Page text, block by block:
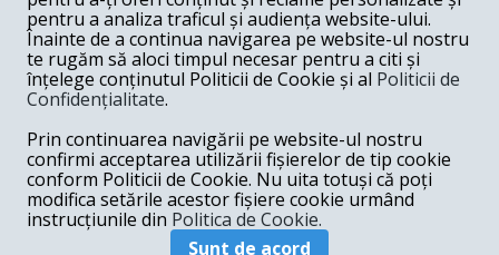
obsesia menținerii privilegiilor și a averilor unor caste.
Melania Cincea
Noi puseuri de xenofobie din partea românilor
„neaoși”
Periodic, în spațiul public sunt voci care lansează
mesaje xenofobe la adresa câte unui politician care deranjează un
anumit grup politico-mediatic, într-un anumit moment.
ArmandGosu
Unirea cu Moldova: modele istorice
Unirea cu Moldova depinde de intensitatea
pentru a analiza traficul și audiența website-ului.
Înainte de a continua navigarea pe website-ul nostru
te rugăm să aloci timpul necesar pentru a citi și
înțelege conținutul Politicii de Cookie și al Politicii de
Confidențialitate.
Prin continuarea navigării pe website-ul nostru
confirmi acceptarea utilizării fișierelor de tip cookie
conform Politicii de Cookie. Nu uita totuși că poți
modifica setările acestor fișiere cookie urmând
instrucțiunile din Politica de Cookie.
Sunt de acord